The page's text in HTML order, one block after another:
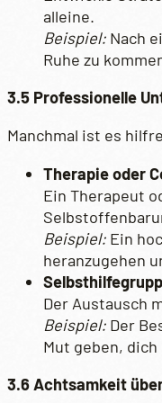
alleine.
Beispiel: Nach
Ruhe zu
3.5 Professionelle
Manchmal ist es
Therapie oder
Ein Therapeut
Beispiel: Ein
heranzugehen
Der Austausch
Beispiel: Der
Mut geben,
3.6 Achtsamkeit